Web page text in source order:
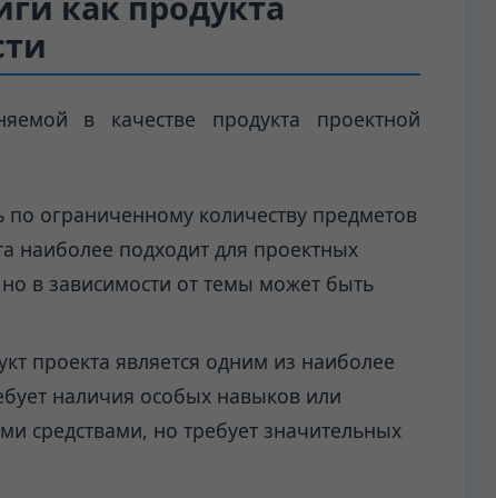
в качестве продукта проектной
ограниченному количеству предметов
наиболее подходит для проектных
в зависимости от темы может быть
проекта является одним из наиболее
наличия особых навыков или
средствами, но требует значительных